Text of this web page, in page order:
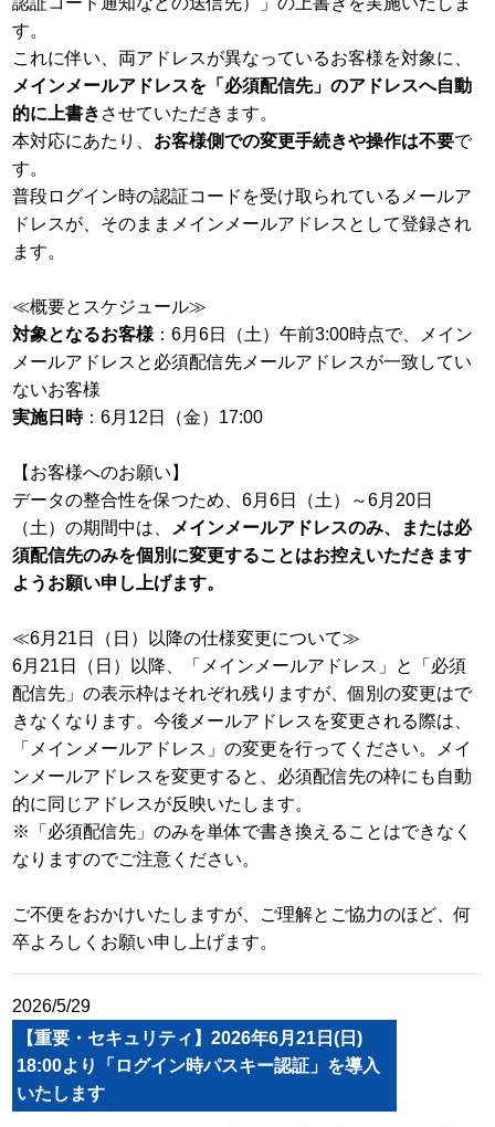
す。
これに伴い、両アドレスが異なっているお客様を対象に、
メインメールアドレスを「必須配信先」のアドレスへ自動
的に上書き させていただきます。
本対応にあたり、 お客様側での変更手続きや操作は不要で
す。
普段ログイン時の認証コードを受け取られているメールア
ドレスが、そのままメインメールアドレスとして登録され
ます。
≪概要とスケジュール≫
対象となるお客様 ：6月6日（土）午前3:00時点で、メイン
メールアドレスと必須配信先メールアドレスが一致してい
ないお客様
実施日時：6月12日（金）17:00
【お客様へのお願い】
データの整合性を保つため、6月6日（土）～6月20日
（土）の期間中は、
メインメールアドレスのみ、または必
須配信先のみを個別に変更することはお控えいただきます
ようお願い申し上げます。
≪6月21日（日）以降の仕様変更について≫
6月21日（日）以降、「メインメールアドレス」と「必須
配信先」の表示枠はそれぞれ残りますが、個別の変更はで
きなくなります。今後メールアドレスを変更される際は、
「メインメールアドレス」の変更を行ってください。メイ
ンメールアドレスを変更すると、必須配信先の枠にも自動
的に同じアドレスが反映いたします。
※「必須配信先」のみを単体で書き換えることはできなく
なりますのでご注意ください。
ご不便をおかけいたしますが、ご理解とご協力のほど、何
卒よろしくお願い申し上げます。
2026/5/29
【重要・セキュリティ】2026年6月21日(日)
18:00より「ログイン時パスキー認証」を導入
いたします